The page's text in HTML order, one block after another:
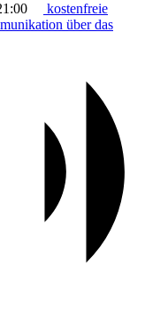
kostenfreie
über das